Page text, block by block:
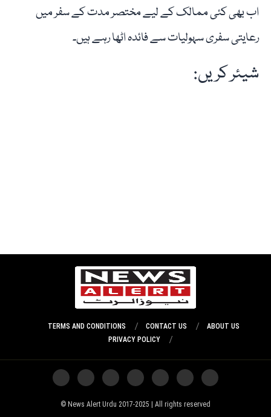
اب بھی کئی ممالک کے لیے مختصر مدت کے سفر میں
رعایتی سفری سہولیات سے فائدہ اٹھا رہے ہیں۔
شیئر کریں:
ABOUT US
CONTACT US
TERMS AND CONDITIONS
PRIVACY POLICY
News Alert Urdu 2017-2025 | All rights reserved ©